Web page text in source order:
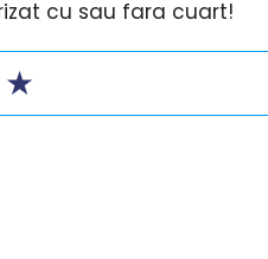
cu sau fara cuart!
★